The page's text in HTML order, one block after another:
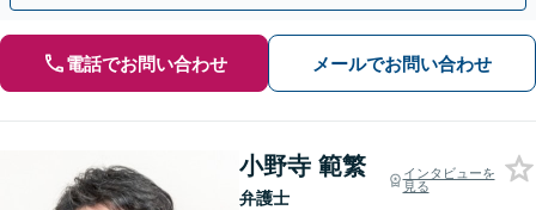
電話でお問い合わせ メールでお問い合わせ
小野寺 範繁
弁護士
インタビューを
見る